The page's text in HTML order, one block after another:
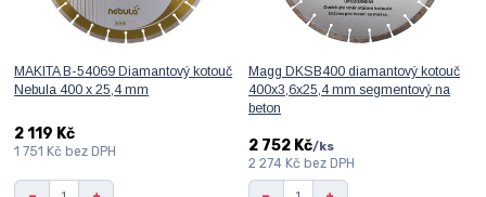
MAKITA B-54069 Diamantový kotouč
Nebula 400 x 25,4 mm
2 119 Kč
1 751 Kč bez DPH
Magg DKSB400 diamantový kotouč
400x3,6x25,4 mm segmentový na
beton
2 752 Kč/ks
2 274 Kč bez DPH